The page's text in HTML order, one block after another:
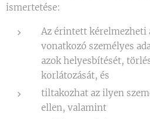
ismertetése:
Az érintett kérelmezheti
vonatkozó személyes
azok helyesbítését,
korlátozását, és
tiltakozhat az ilyen
ellen, valamint